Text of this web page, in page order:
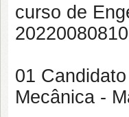
curso de
01
Mecânica -